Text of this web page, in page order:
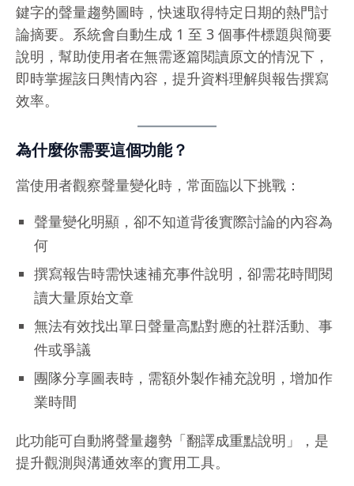
鍵字的聲量趨勢圖時，快速取得特定日期的熱門討
論摘要。系統會自動生成 1 至 3 個事件標題與簡要
說明，幫助使用者在無需逐篇閱讀原文的情況下，
即時掌握該日輿情內容，提升資料理解與報告撰寫
效率。
為什麼你需要這個功能？
當使用者觀察聲量變化時，常面臨以下挑戰：
聲量變化明顯，卻不知道背後實際討論的內容為
何
撰寫報告時需快速補充事件說明，卻需花時間閱
讀大量原始文章
無法有效找出單日聲量高點對應的社群活動、事
件或爭議
團隊分享圖表時，需額外製作補充說明，增加作
業時間
此功能可自動將聲量趨勢「翻譯成重點說明」，是
提升觀測與溝通效率的實用工具。